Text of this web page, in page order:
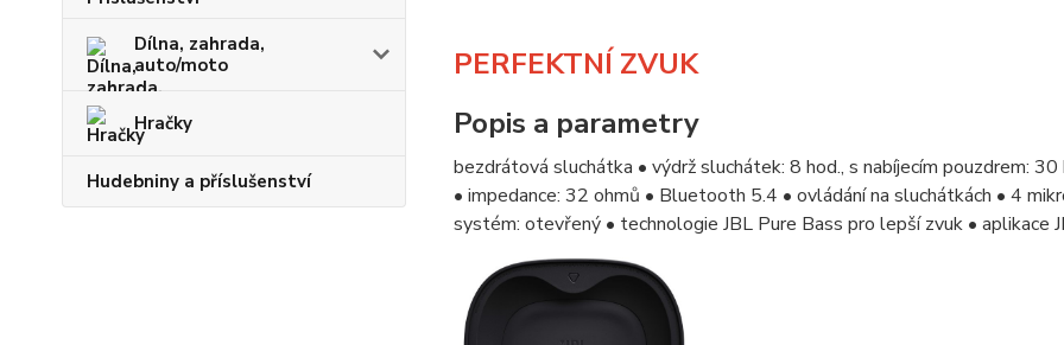
Dílna, zahrada,
auto/moto
Hračky
Hudebniny a příslušenství
PERFEKTNÍ ZVUK
Popis a parametry
bezdrátová sluchátka • výdrž sluchátek: 8 hod., s nabíjecím pouzdrem:
• impedance: 32 ohmů • Bluetooth 5.4 • ovládání na sluchátkách • 4
systém: otevřený • technologie JBL Pure Bass pro lepší zvuk • aplikace